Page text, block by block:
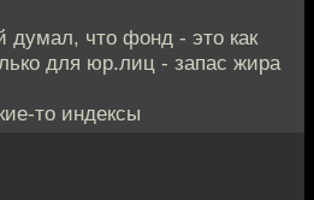
думал, что фонд - это как
для юр.лиц - запас жира
то индексы